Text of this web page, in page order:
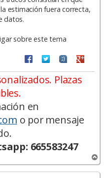
estimación fuera correcta,
datos.
sobre este tema
Plazas
en
o por mensaje
665583247
r
r